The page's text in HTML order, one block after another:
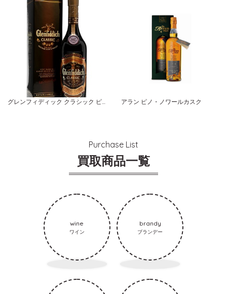
グレンフィディック クラシック ピュアモルト アラン ピノ・ノワールカスク
Purchase List
買取商品一覧
wine
ワイン
brandy
ブランデー